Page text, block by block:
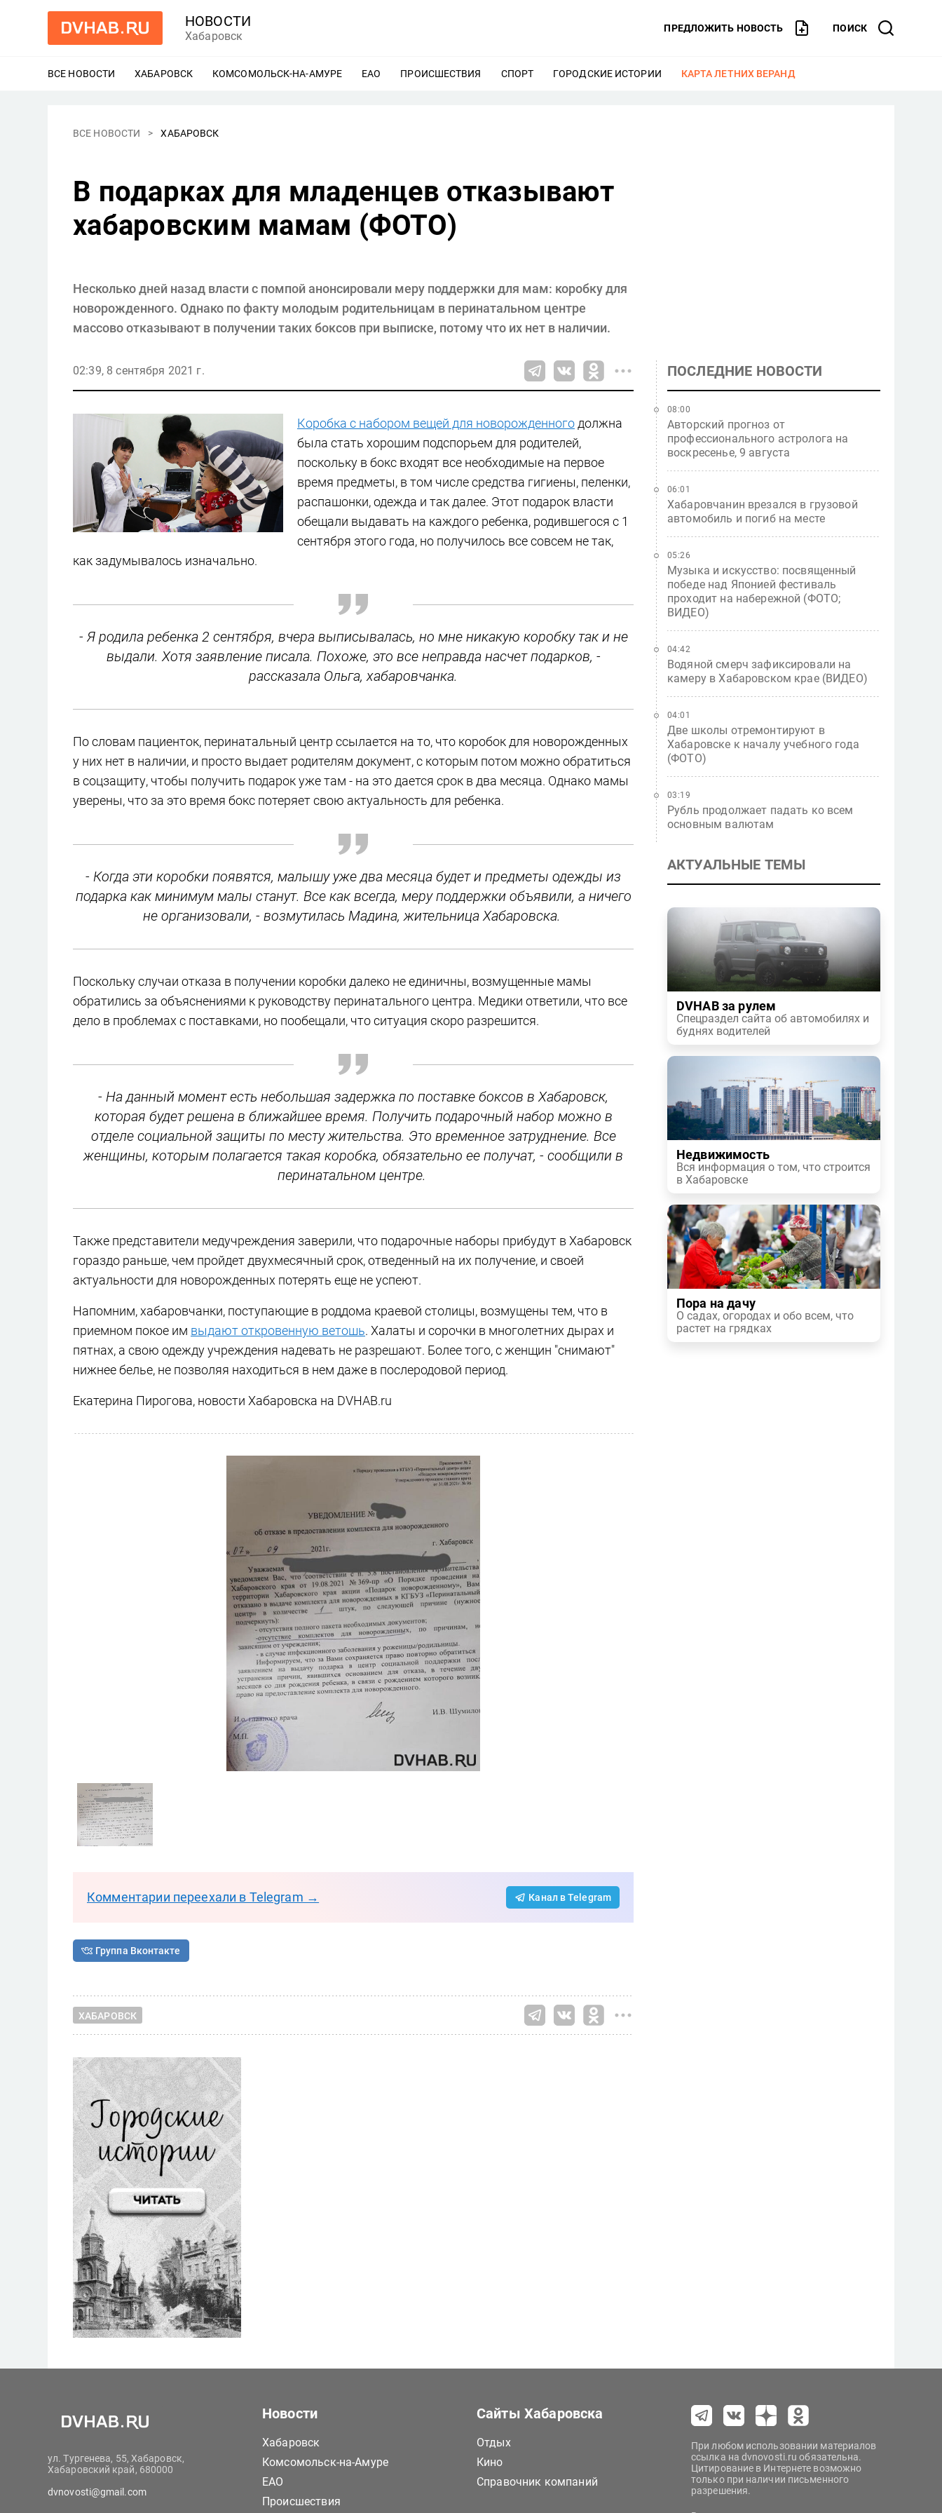
НОВОСТИ
Хабаровск
ПРЕДЛОЖИТЬ НОВОСТЬ ПОИСК
ВСЕ НОВОСТИ ХАБАРОВСК ЕЩЕ
КОМСОМОЛЬСК-НА-АМУРЕ ЕЩЕ
ЕАО ЕЩЕ
ПРОИСШЕСТВИЯ ЕЩЕ
СПОРТ ЕЩЕ
ГОРОДСКИЕ ИСТОРИИ ЕЩЕ
КАРТА ЛЕТНИХ ВЕРАНД
ВСЕ НОВОСТИ ХАБАРОВСК
В подарках для младенцев отказывают
хабаровским мамам (ФОТО)
Несколько дней назад власти с помпой анонсировали меру поддержки для мам: коробку для
новорожденного. Однако по факту молодым родительницам в перинатальном центре
массово отказывают в получении таких боксов при выписке, потому что их нет в наличии.
02:39, 8 сентября 2021 г.
Коробка с набором вещей для новорожденного должна
была стать хорошим подспорьем для родителей,
поскольку в бокс входят все необходимые на первое
время предметы, в том числе средства гигиены, пеленки,
распашонки, одежда и так далее. Этот подарок власти
обещали выдавать на каждого ребенка, родившегося с 1
сентября этого года, но получилось все совсем не так,
как задумывалось изначально.
- Я родила ребенка 2 сентября, вчера выписывалась, но мне никакую коробку так и не
выдали. Хотя заявление писала. Похоже, это все неправда насчет подарков, -
рассказала Ольга, хабаровчанка.
По словам пациенток, перинатальный центр ссылается на то, что коробок для новорожденных
у них нет в наличии, и просто выдает родителям документ, с которым потом можно обратиться
в соцзащиту, чтобы получить подарок уже там - на это дается срок в два месяца. Однако мамы
уверены, что за это время бокс потеряет свою актуальность для ребенка.
- Когда эти коробки появятся, малышу уже два месяца будет и предметы одежды из
подарка как минимум малы станут. Все как всегда, меру поддержки объявили, а ничего
не организовали, - возмутилась Мадина, жительница Хабаровска.
Поскольку случаи отказа в получении коробки далеко не единичны, возмущенные мамы
обратились за объяснениями к руководству перинатального центра. Медики ответили, что все
дело в проблемах с поставками, но пообещали, что ситуация скоро разрешится.
- На данный момент есть небольшая задержка по поставке боксов в Хабаровск,
которая будет решена в ближайшее время. Получить подарочный набор можно в
отделе социальной защиты по месту жительства. Это временное затруднение. Все
женщины, которым полагается такая коробка, обязательно ее получат, - сообщили в
перинатальном центре.
Также представители медучреждения заверили, что подарочные наборы прибудут в Хабаровск
гораздо раньше, чем пройдет двухмесячный срок, отведенный на их получение, и своей
актуальности для новорожденных потерять еще не успеют.
Напомним, хабаровчанки, поступающие в роддома краевой столицы, возмущены тем, что в
приемном покое им выдают откровенную ветошь. Халаты и сорочки в многолетних дырах и
пятнах, а свою одежду учреждения надевать не разрешают. Более того, с женщин "снимают"
нижнее белье, не позволяя находиться в нем даже в послеродовой период.
Екатерина Пирогова, новости Хабаровска на DVHAB.ru
Комментарии переехали в Telegram → Канал в Telegram
Группа Вконтакте
ХАБАРОВСК
ПОСЛЕДНИЕ НОВОСТИ
Авторский прогноз от
профессионального астролога на
воскресенье, 9 августа
08:00
Хабаровчанин врезался в грузовой
автомобиль и погиб на месте
06:01
Музыка и искусство: посвященный
победе над Японией фестиваль
проходит на набережной (ФОТО;
ВИДЕО)
05:26
Водяной смерч зафиксировали на
камеру в Хабаровском крае (ВИДЕО)
04:42
Две школы отремонтируют в
Хабаровске к началу учебного года
(ФОТО)
04:01
Рубль продолжает падать ко всем
основным валютам
03:19
АКТУАЛЬНЫЕ ТЕМЫ
DVHAB за рулем
Спецраздел сайта об автомобилях и
буднях водителей
Недвижимость
Вся информация о том, что строится
в Хабаровске
Пора на дачу
О садах, огородах и обо всем, что
растет на грядках
ул. Тургенева, 55, Хабаровск,
Хабаровский край, 680000
dvnovosti@gmail.com
Новости
Хабаровск
Комсомольск-на-Амуре
ЕАО
Происшествия
Сайты Хабаровска
Отдых
Кино
Справочник компаний
При любом использовании материалов
ссылка на dvnovosti.ru обязательна.
Цитирование в Интернете возможно
только при наличии письменного
разрешения.